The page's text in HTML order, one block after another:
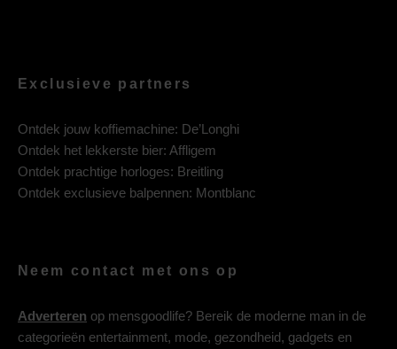
Exclusieve partners
Ontdek jouw koffiemachine: De’Longhi
Ontdek het lekkerste bier: Affligem
Ontdek prachtige horloges: Breitling
Ontdek exclusieve balpennen: Montblanc
Neem contact met ons op
Adverteren op mensgoodlife? Bereik de moderne man in de
categorieën entertainment, mode, gezondheid, gadgets en